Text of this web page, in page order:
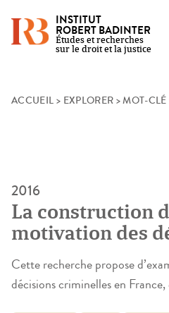
Skip
INSTITUT
ROBERT BADINTER
Études et recherches
sur le droit et la justice
ACCUEIL > EXPLORER >MOT-CLÉ
2016
La construction
motivation des
criminelles à
Belgique, Suisse
Cette recherche propose
décisions criminelles en